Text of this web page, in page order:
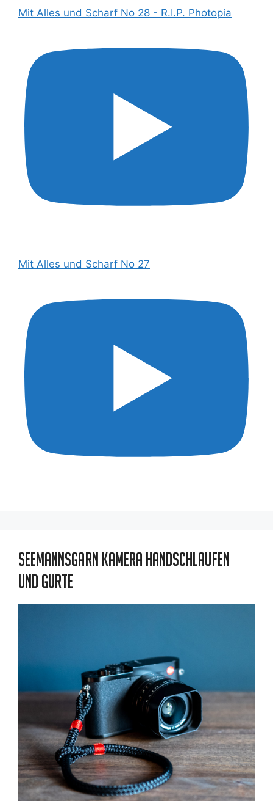
Mit Alles und Scharf No 28 - R.I.P. Photopia
Mit Alles und Scharf No 27
Seemannsgarn Kamera Handschlaufen
und Gurte